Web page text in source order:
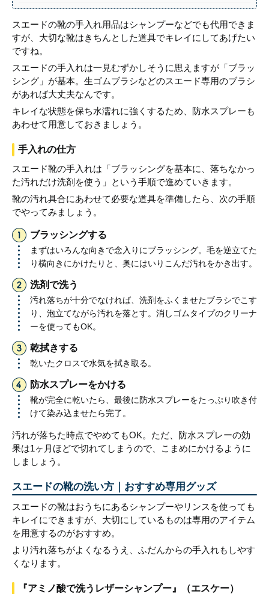
スエードの靴の手入れ用品はシャンプーなどでも代用できま
すが、大切な靴はきちんとした道具でキレイにしてあげたい
ですね。
スエードの手入れは一見むずかしそうに思えますが「ブラッ
シング」が基本。生ゴムブラシなどのスエード専用のブラシ
があれば大丈夫なんです。
キレイな状態を保ち水濡れに強くするため、防水スプレーも
あわせて用意しておきましょう。
手入れの仕方
スエード靴の手入れは「ブラッシングを基本に、落ちなかっ
た汚れだけ洗剤を使う」という手順で進めていきます。
靴の汚れ具合にあわせて必要な道具を準備したら、次の手順
でやってみましょう。
ブラッシングする
まずはいろんな向きで念入りにブラッシング。毛を逆立てた
り横向きにかけたりと、奥にはいりこんだ汚れをかき出す。
洗剤で洗う
汚れ落ちが十分でなければ、洗剤をふくませたブラシでこす
り、泡立てながら汚れを落とす。消しゴムタイプのクリーナ
ーを使ってもOK。
乾拭きする
乾いたクロスで水気を拭き取る。
防水スプレーをかける
靴が完全に乾いたら、最後に防水スプレーをたっぷり吹き付
けて染み込ませたら完了。
汚れが落ちた時点でやめてもOK。ただ、防水スプレーの効
果は1ヶ月ほどで切れてしまうので、こまめにかけるように
しましょう。
スエードの靴の洗い方｜おすすめ専用グッズ
スエードの靴はおうちにあるシャンプーやリンスを使っても
キレイにできますが、大切にしているものは専用のアイテム
を用意するのがおすすめ。
より汚れ落ちがよくなるうえ、ふだんからの手入れもしやす
くなります。
『アミノ酸で洗うレザーシャンプー』（エスケー）